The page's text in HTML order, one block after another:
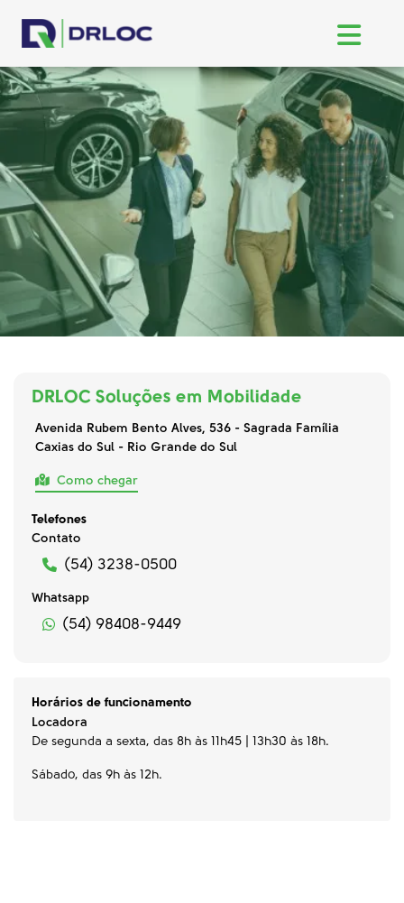
DRLOC Soluções em Mobilidade
Avenida Rubem Bento Alves, 536 - Sagrada Família
Caxias do Sul - Rio Grande do Sul
Como chegar
Telefones
Contato
(54) 3238-0500
Whatsapp
(54) 98408-9449
Horários de funcionamento
Locadora
De segunda a sexta, das 8h às 11h45 | 13h30 às 18h.
Sábado, das 9h às 12h.